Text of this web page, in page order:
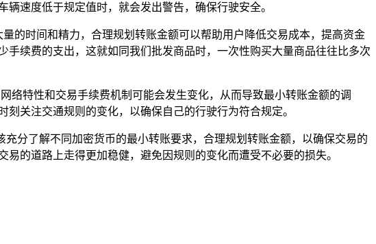
速度低于规定值时，就会发出警告，确保行驶安全。
的时间和精力，合理规划转账金额可以帮助用户降低交易成本，提高资金
续费的支出，这就如同我们批发商品时，一次性购买大量商品往往比多次
络特性和交易手续费机制可能会发生变化，从而导致最小转账金额的调
关注交通规则的变化，以确保自己的行驶行为符合规定。
分了解不同加密货币的最小转账要求，合理规划转账金额，以确保交易的
的道路上走得更加稳健，避免因规则的变化而遭受不必要的损失。